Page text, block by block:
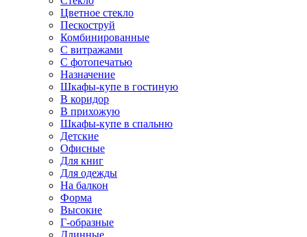
Цветное стекло
Пескоструй
Комбинированные
С витражами
С фотопечатью
Назначение
Шкафы-купе в гостиную
В коридор
В прихожую
Шкафы-купе в спальню
Детские
Офисные
Для книг
Для одежды
На балкон
Форма
Высокие
Г-образные
Длинные